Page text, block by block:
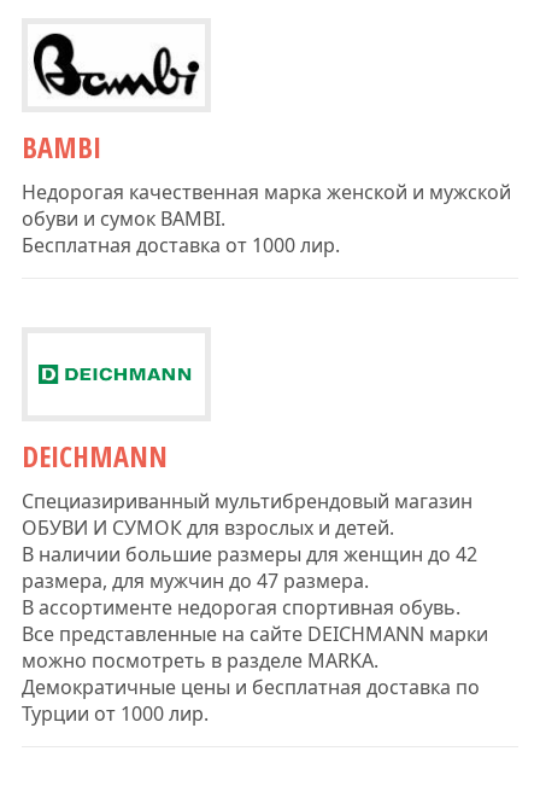
BAMBI
Недорогая качественная марка женской и мужской
обуви и сумок BAMBI.
Бесплатная доставка от 1000 лир.
DEICHMANN
Специазириванный мультибрендовый магазин
ОБУВИ И СУМОК для взрослых и детей.
В наличии большие размеры для женщин до 42
размера, для мужчин до 47 размера.
В ассортименте недорогая спортивная обувь.
Все представленные на сайте DEICHMANN марки
можно посмотреть в разделе MARKA.
Демократичные цены и бесплатная доставка по
Турции от 1000 лир.